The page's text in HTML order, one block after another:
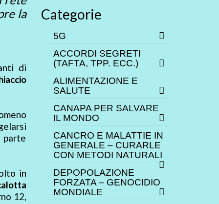
la
di
parte
in
12,
Categorie
5G
ACCORDI SEGRETI
(TAFTA, TPP. ECC.)
ALIMENTAZIONE E
SALUTE
CANAPA PER SALVARE
IL MONDO
CANCRO E MALATTIE IN
GENERALE – CURARLE
CON METODI NATURALI
DEPOPOLAZIONE
FORZATA – GENOCIDIO
MONDIALE